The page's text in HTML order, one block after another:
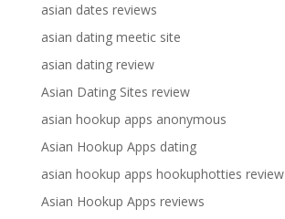
asian dates reviews
asian dating meetic site
asian dating review
Asian Dating Sites review
asian hookup apps anonymous
Asian Hookup Apps dating
asian hookup apps hookuphotties review
Asian Hookup Apps reviews